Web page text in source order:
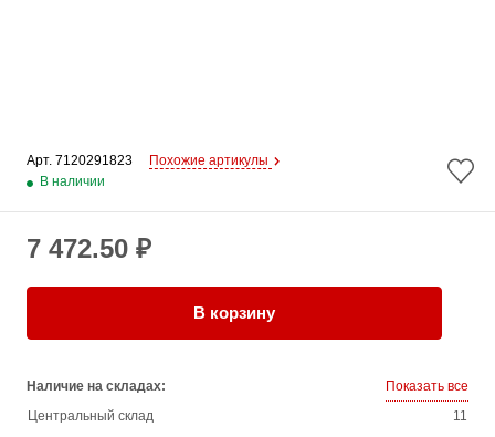
Арт. 7120291823
Похожие артикулы
В наличии
7 472.50 ₽
В корзину
Наличие на складах:
Показать все
Центральный склад
11